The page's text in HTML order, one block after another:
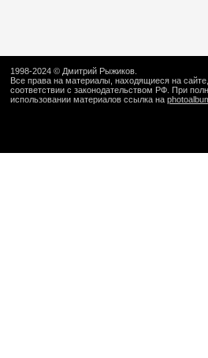
1998-2024 © Дмитрий Рыжиков
Все права на материалы, находящиеся на
соответствии с законодательством РФ. При
использовании материалов ссылка на